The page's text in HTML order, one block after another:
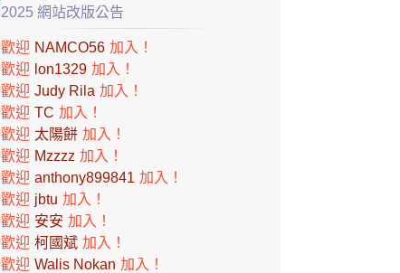
2025 網站改版公告
歡迎 NAMCO56 加入！
歡迎 lon1329 加入！
歡迎 Judy Rila 加入！
歡迎 TC 加入！
歡迎 太陽餅 加入！
歡迎 Mzzzz 加入！
歡迎 anthony899841 加入！
歡迎 jbtu 加入！
歡迎 安安 加入！
歡迎 柯國斌 加入！
歡迎 Walis Nokan 加入！